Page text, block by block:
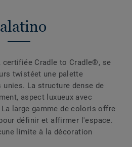
certifiée Cradle to Cradle®, se
twistéet une palette
La structure dense de
aspect luxueux avec
large gamme de coloris offre
définir et affirmer l'espace.
limite à la décoration